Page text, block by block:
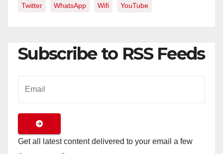
Twitter WhatsApp Wifi YouTube
Subscribe to RSS Feeds
Get all latest content delivered to your email a few